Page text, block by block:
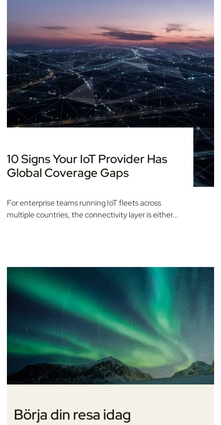
10 Signs Your IoT Provider Has
Global Coverage Gaps
For enterprise teams running IoT fleets across
multiple countries, the connectivity layer is either...
Börja din resa idag